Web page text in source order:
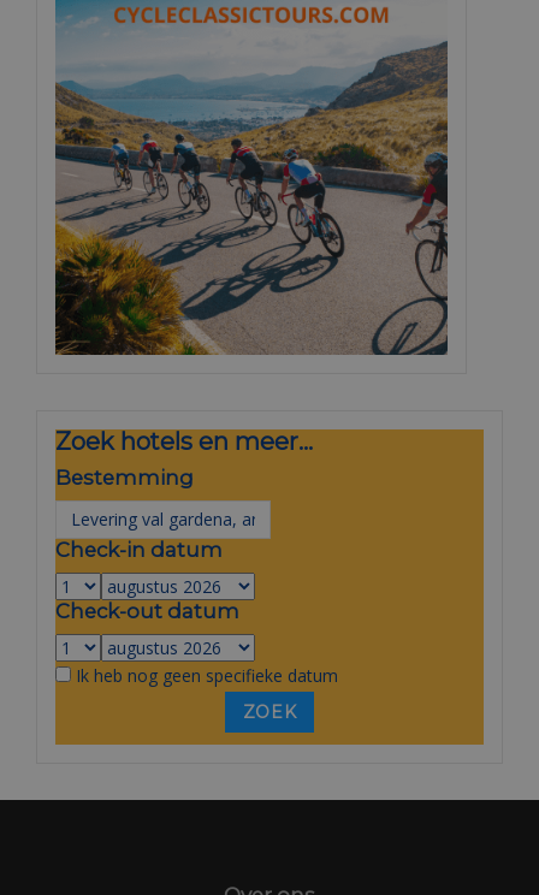
Zoek hotels en meer...
Bestemming
Check-in datum
Check-out datum
Ik heb nog geen specifieke datum